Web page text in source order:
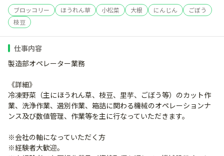
ブロッコリー ほうれん草 小松菜 大根 にんじん
ごぼう
枝豆
仕事内容
製造部オペレーター業務
《詳細》
冷凍野菜（主にほうれん草、枝豆、里芋、ごぼう等）のカット作
業、洗浄作業、選別作業、箱詰に関わる機械のオペレーションナ
ンス及び数値管理、作業等を主に行なっていただきます。
※会社の軸になっていただく方
※経験者大歓迎。